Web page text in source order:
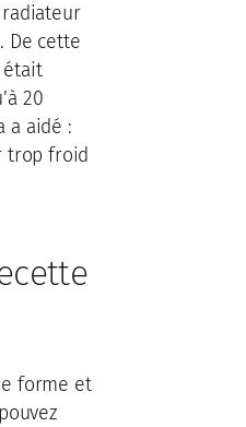
radiateur
De cette
était
20
a aidé :
trop froid
forme et